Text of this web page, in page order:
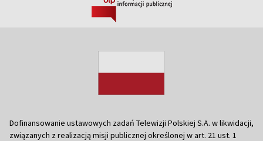
Dofinansowanie ustawowych zadań Telewizji Polskiej S.A. w likwidacji,
związanych z realizacją misji publicznej określonej w art. 21 ust. 1